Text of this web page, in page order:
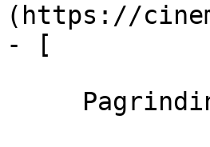
(https://
- [